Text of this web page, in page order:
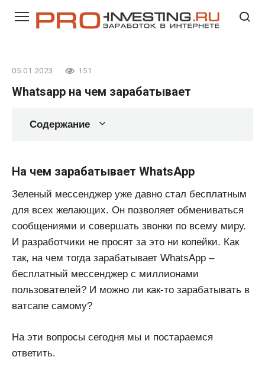
05.01.2023 151
Whatsapp на чем зарабатывает
Содержание
На чем зарабатывает WhatsApp
Зеленый мессенджер уже давно стал бесплатным
для всех желающих. Он позволяет обмениваться
сообщениями и совершать звонки по всему миру.
И разработчики не просят за это ни копейки. Как
так, на чем тогда зарабатывает WhatsApp –
бесплатный мессенджер с миллионами
пользователей? И можно ли как-то зарабатывать в
ватсапе самому?
На эти вопросы сегодня мы и постараемся
ответить.